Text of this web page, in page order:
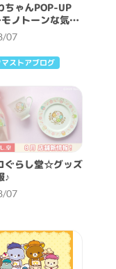
ちゃんPOP-UP
ノトーンな気分
！
07
ストアブログ
ぐらし堂☆グッズ
♪
07